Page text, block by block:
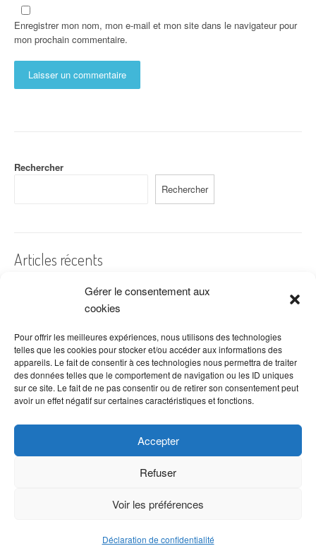
Gérer le consentement aux
cookies
Pour offrir les meilleures expériences, nous utilisons des technologies
telles que les cookies pour stocker et/ou accéder aux informations des
appareils. Le fait de consentir à ces technologies nous permettra de traiter
des données telles que le comportement de navigation ou les ID uniques
sur ce site. Le fait de ne pas consentir ou de retirer son consentement peut
avoir un effet négatif sur certaines caractéristiques et fonctions.
Accepter
Refuser
Voir les préférences
Déclaration de confidentialité
Enregistrer mon nom, mon e-mail et mon site dans le navigateur pour
mon prochain commentaire.
Rechercher
Rechercher
Articles récents
A quelles dates de l’année offre-t-on des fleurs ?
Les fleurs préférées des Français
Combien de fois arroser un cactus ?
Quelles fleurs offrir pour la fête des mères ?
Idées de décoration avec fleurs séchées